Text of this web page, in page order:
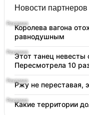
Новости партнеров
Королева вагона
равнодушным
Этот танец невесты
Пересмотрела 10
Ржу не переставая,
Какие территории